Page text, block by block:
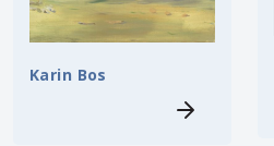
Karin Bos